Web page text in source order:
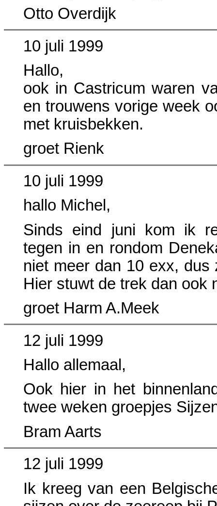
Otto Overdijk
10 juli 1999
Hallo,
ook in Castricum waren
en trouwens vorige week
met kruisbekken.
groet Rienk
10 juli 1999
hallo Michel,
Sinds eind juni kom ik
tegen in en rondom
niet meer dan 10 exx,
Hier stuwt de trek dan ook
groet Harm A.Meek
12 juli 1999
Hallo allemaal,
Ook hier in het
twee weken groepjes
Bram Aarts
12 juli 1999
Ik kreeg van een